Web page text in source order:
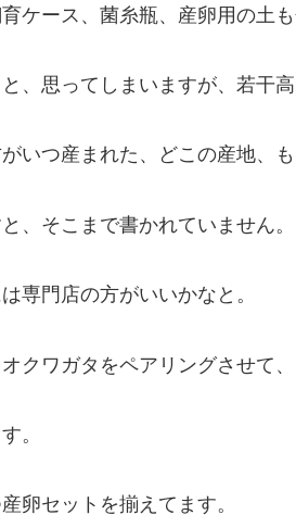
ケース、菌糸瓶、産卵用の土も
、思ってしまいますが、若干高
いつ産まれた、どこの産地、
、そこまで書かれていません。
専門店の方がいいかなと。
クワガタをペアリングさせて、
。
卵セットを揃えてます。